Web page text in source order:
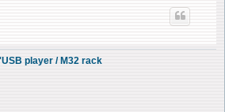
player / M32 rack